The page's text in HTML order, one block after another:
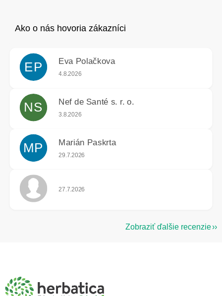
EP Eva Polačkova
Hodnotenie obchodu je 5 z 5 hviezdičiek.
4.8.2026
NS Nef de Santé s. r. o.
Hodnotenie obchodu je 5 z 5 hviezdičiek.
3.8.2026
MP Marián Paskrta
Hodnotenie obchodu je 5 z 5 hviezdičiek.
29.7.2026
Hodnotenie obchodu je 5 z 5 hviezdičiek.
27.7.2026
Zobraziť ďalšie recenzie